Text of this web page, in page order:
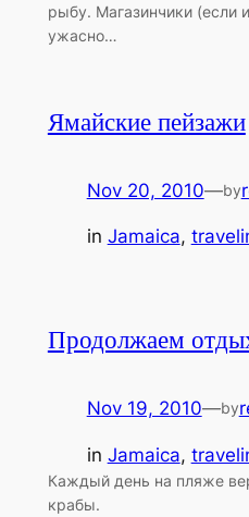
рыбу. Магазинчики (если
ужасно…
Ямайские пейзажи
Nov 20, 2010—by
in Jamaica,
Продолжаем
Nov 19, 2010—by
in Jamaica,
Каждый день на пляже
крабы.